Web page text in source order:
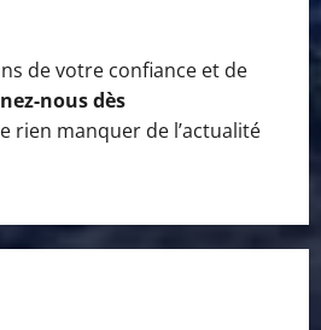
de votre confiance et de
nous dès
rien manquer de l’actualité